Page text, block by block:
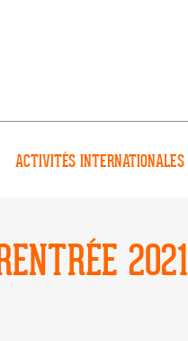
ACTIVITÉS INTERNATIONALES
2021